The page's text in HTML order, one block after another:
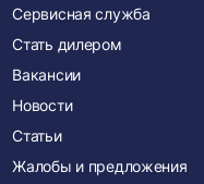
Сервисная служба
Стать дилером
Вакансии
Новости
Статьи
Жалобы и предложения